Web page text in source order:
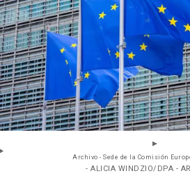
Archivo - Sede de la Comisión
- ALICIA WINDZIO/DPA -